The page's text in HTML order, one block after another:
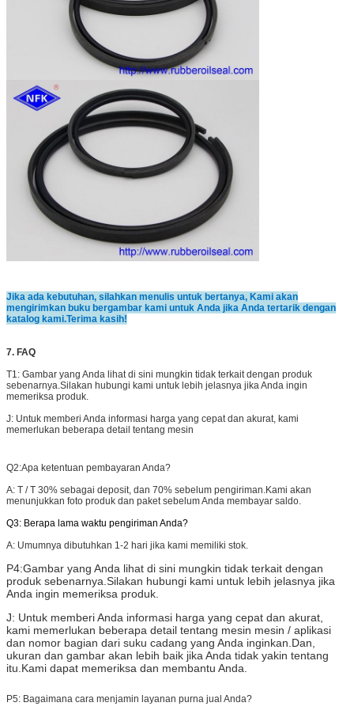
Jika ada kebutuhan, silahkan menulis untuk bertanya, Kami akan
mengirimkan buku bergambar kami untuk Anda jika Anda tertarik dengan
katalog kami.Terima kasih!
7. FAQ
T1: Gambar yang Anda lihat di sini mungkin tidak terkait dengan produk
sebenarnya.Silakan hubungi kami untuk lebih jelasnya jika Anda ingin
memeriksa produk.
J: Untuk memberi Anda informasi harga yang cepat dan akurat, kami
memerlukan beberapa detail tentang mesin
Q2:Apa ketentuan pembayaran Anda?
A: T / T 30% sebagai deposit, dan 70% sebelum pengiriman.Kami akan
menunjukkan foto produk dan paket sebelum Anda membayar saldo.
Q3: Berapa lama waktu pengiriman Anda?
A: Umumnya dibutuhkan 1-2 hari jika kami memiliki stok.
P4:Gambar yang Anda lihat di sini mungkin tidak terkait dengan
produk sebenarnya.Silakan hubungi kami untuk lebih jelasnya jika
Anda ingin memeriksa produk.
J: Untuk memberi Anda informasi harga yang cepat dan akurat,
kami memerlukan beberapa detail tentang mesin mesin / aplikasi
dan nomor bagian dari suku cadang yang Anda inginkan.Dan,
ukuran dan gambar akan lebih baik jika Anda tidak yakin tentang
itu.Kami dapat memeriksa dan membantu Anda.
P5: Bagaimana cara menjamin layanan purna jual Anda?